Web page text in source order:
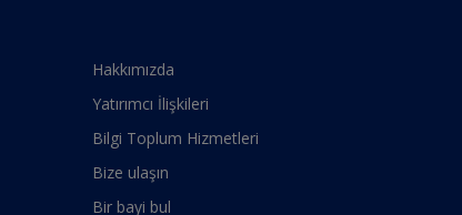
Hakkımızda
Yatırımcı İlişkileri
Bilgi Toplum Hizmetleri
Bize ulaşın
Bir bayi bul